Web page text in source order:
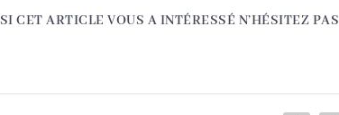
SI CET ARTICLE VOUS A INTÉRESSÉ N’HÉSITEZ